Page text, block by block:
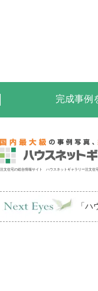
完成事例
注文住宅の総合情報サイト ハウスネットギャラリー注文住
「